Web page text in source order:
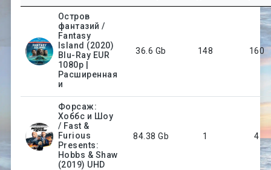
Остров
фантазий /
Fantasy
Island (2020)
Blu-Ray EUR
1080p |
Расширенная
и
36.6 Gb 148 160
Форсаж:
Хоббс и Шоу
/ Fast &
Furious
Presents:
Hobbs & Shaw
(2019) UHD
84.38 Gb 1 4